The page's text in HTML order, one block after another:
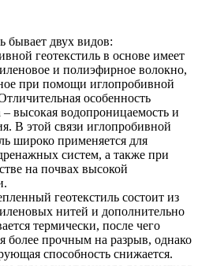
бывает двух видов:
геотекстиль в основе имеет
и полиэфирное волокно,
при помощи иглопробивной
особенность
– высокая водопроницаемость и
В этой связи иглопробивной
широко применяется для
систем, а также при
на почвах высокой
геотекстиль состоит из
нитей и дополнительно
термически, после чего
более прочным на разрыв, однако
способность снижается.